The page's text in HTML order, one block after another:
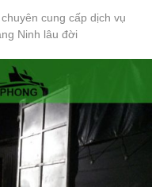
cung cấp dịch vụ
Ninh lâu đời